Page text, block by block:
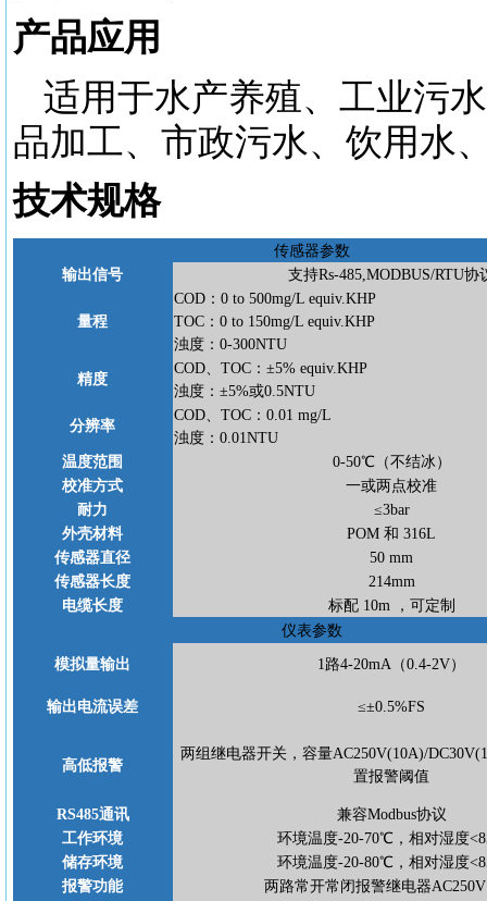
产品应用
适用于水产养殖、工业污
品加工、市政污水、饮用水
技术规格
传感器参数
输出信号
支持Rs-485,MODBUS/RTU协
量程
COD：0 to 500mg/L equiv.KHP
TOC：0 to 150mg/L equiv.KHP
浊度： 0-300NTU
精度
COD、TOC：±5% equiv.KHP
浊度： ±5%或0.5NTU
分辨率
COD、TOC：0.01 mg/L
浊度： 0.01NTU
温度范围
0-50℃（不结冰）
校准方式
一或两点校准
耐力
≤3bar
外壳材料
POM 和 316L
传感器直径
50 mm
传感器长度
214mm
电缆长度
标配 10m ，可定制
仪表参数
模拟量输出 1路4-20mA（0.4-2V）
输出电流误差 ≤±0.5%FS
高低报警
两组继电器开关，容量AC250V(10A)/
置报警阈值
RS485通讯 兼容Modbus协议
工作环境
环境温度-20-70℃，相对湿度
储存环境
环境温度-20-80℃，相对湿度
报警功能
两路常开常闭报警继电器